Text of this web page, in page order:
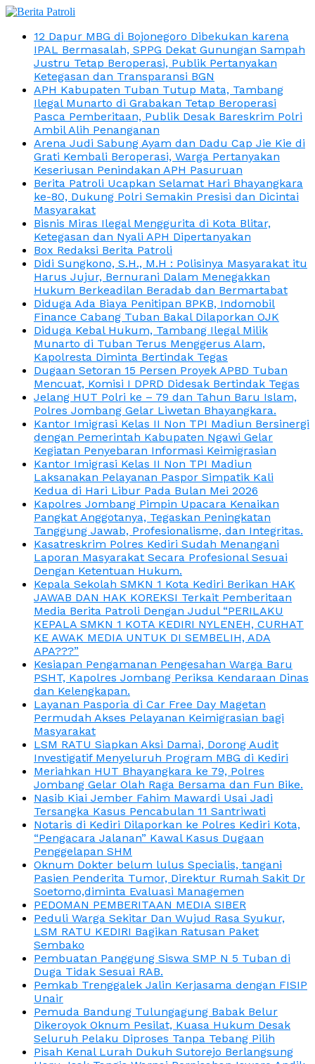
12 Dapur MBG di Bojonegoro Dibekukan karena
IPAL Bermasalah, SPPG Dekat Gunungan Sampah
Justru Tetap Beroperasi, Publik Pertanyakan
Ketegasan dan Transparansi BGN
APH Kabupaten Tuban Tutup Mata, Tambang
Ilegal Munarto di Grabakan Tetap Beroperasi
Pasca Pemberitaan, Publik Desak Bareskrim Polri
Ambil Alih Penanganan
Arena Judi Sabung Ayam dan Dadu Cap Jie Kie di
Grati Kembali Beroperasi, Warga Pertanyakan
Keseriusan Penindakan APH Pasuruan
Berita Patroli Ucapkan Selamat Hari Bhayangkara
ke-80, Dukung Polri Semakin Presisi dan Dicintai
Masyarakat
Bisnis Miras Ilegal Menggurita di Kota Blitar,
Ketegasan dan Nyali APH Dipertanyakan
Box Redaksi Berita Patroli
Didi Sungkono, S.H., M.H : Polisinya Masyarakat itu
Harus Jujur, Bernurani Dalam Menegakkan
Hukum Berkeadilan Beradab dan Bermartabat
Diduga Ada Biaya Penitipan BPKB, Indomobil
Finance Cabang Tuban Bakal Dilaporkan OJK
Diduga Kebal Hukum, Tambang Ilegal Milik
Munarto di Tuban Terus Menggerus Alam,
Kapolresta Diminta Bertindak Tegas
Dugaan Setoran 15 Persen Proyek APBD Tuban
Mencuat, Komisi I DPRD Didesak Bertindak Tegas
Jelang HUT Polri ke – 79 dan Tahun Baru Islam,
Polres Jombang Gelar Liwetan Bhayangkara.
Kantor Imigrasi Kelas II Non TPI Madiun Bersinergi
dengan Pemerintah Kabupaten Ngawi Gelar
Kegiatan Penyebaran Informasi Keimigrasian
Kantor Imigrasi Kelas II Non TPI Madiun
Laksanakan Pelayanan Paspor Simpatik Kali
Kedua di Hari Libur Pada Bulan Mei 2026
Kapolres Jombang Pimpin Upacara Kenaikan
Pangkat Anggotanya, Tegaskan Peningkatan
Tanggung Jawab, Profesionalisme, dan Integritas.
Kasatreskrim Polres Kediri Sudah Menangani
Laporan Masyarakat Secara Profesional Sesuai
Dengan Ketentuan Hukum.
Kepala Sekolah SMKN 1 Kota Kediri Berikan HAK
JAWAB DAN HAK KOREKSI Terkait Pemberitaan
Media Berita Patroli Dengan Judul “PERILAKU
KEPALA SMKN 1 KOTA KEDIRI NYLENEH, CURHAT
KE AWAK MEDIA UNTUK DI SEMBELIH, ADA
APA???”
Kesiapan Pengamanan Pengesahan Warga Baru
PSHT, Kapolres Jombang Periksa Kendaraan Dinas
dan Kelengkapan.
Layanan Pasporia di Car Free Day Magetan
Permudah Akses Pelayanan Keimigrasian bagi
Masyarakat
LSM RATU Siapkan Aksi Damai, Dorong Audit
Investigatif Menyeluruh Program MBG di Kediri
Meriahkan HUT Bhayangkara ke 79, Polres
Jombang Gelar Olah Raga Bersama dan Fun Bike.
Nasib Kiai Jember Fahim Mawardi Usai Jadi
Tersangka Kasus Pencabulan 11 Santriwati
Notaris di Kediri Dilaporkan ke Polres Kediri Kota,
“Pengacara Jalanan” Kawal Kasus Dugaan
Penggelapan SHM
Oknum Dokter belum lulus Specialis, tangani
Pasien Penderita Tumor, Direktur Rumah Sakit Dr
Soetomo,diminta Evaluasi Managemen
PEDOMAN PEMBERITAAN MEDIA SIBER
Peduli Warga Sekitar Dan Wujud Rasa Syukur,
LSM RATU KEDIRI Bagikan Ratusan Paket
Sembako
Pembuatan Panggung Siswa SMP N 5 Tuban di
Duga Tidak Sesuai RAB.
Pemkab Trenggalek Jalin Kerjasama dengan FISIP
Unair
Pemuda Bandung Tulungagung Babak Belur
Dikeroyok Oknum Pesilat, Kuasa Hukum Desak
Seluruh Pelaku Diproses Tanpa Tebang Pilih
Pisah Kenal Lurah Dukuh Sutorejo Berlangsung